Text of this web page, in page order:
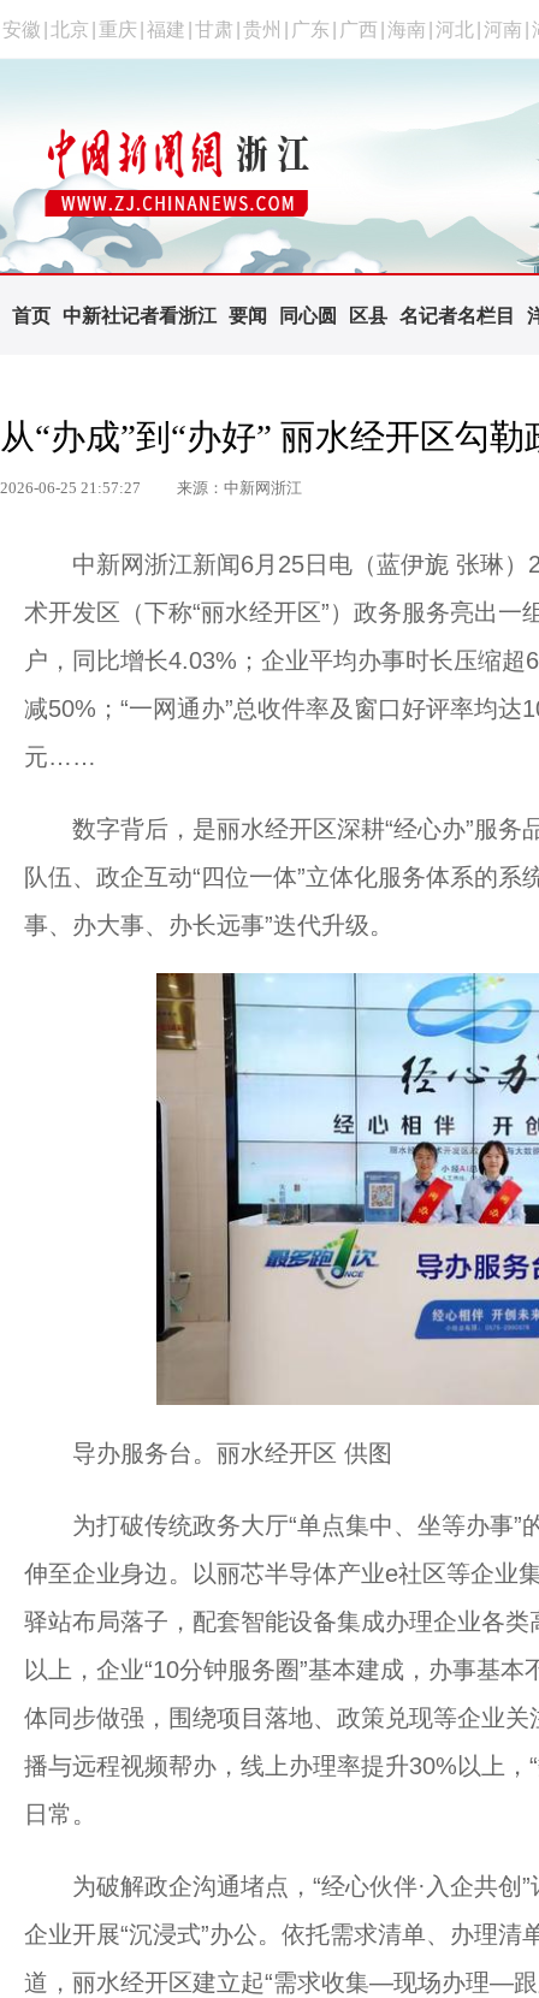
安徽 北京 重庆 福建 甘肃 贵州 广东 广西 海南 河北 河南
首页 中新社记者看浙江 要闻 同心圆 区县 名记者名栏目
从“办成”到“办好” 丽水经开区勾
2026-06-25 21:57:27 来源：中新网浙江
中新网浙江新闻6月25日电（蓝伊旎 张琳）
术开发区（下称“丽水经开区”）政务服务亮出
户，同比增长4.03%；企业平均办事时长压缩
减50%；“一网通办”总收件率及窗口好评率均达
元……
数字背后，是丽水经开区深耕“经心办”服务
队伍、政企互动“四位一体”立体化服务体系的系
事、办大事、办长远事”迭代升级。
导办服务台。丽水经开区 供图
为打破传统政务大厅“单点集中、坐等办事”
伸至企业身边。以丽芯半导体产业e社区等企业
驿站布局落子，配套智能设备集成办理企业各
以上，企业“10分钟服务圈”基本建成，办事基
体同步做强，围绕项目落地、政策兑现等企业
播与远程视频帮办，线上办理率提升30%以上，
日常。
为破解政企沟通堵点，“经心伙伴·入企共创”
企业开展“沉浸式”办公。依托需求清单、办理清
道，丽水经开区建立起“需求收集—现场办理—